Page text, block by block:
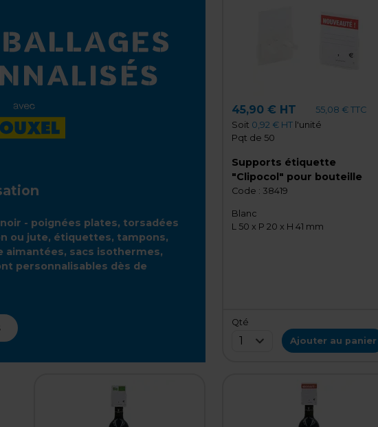
- poignées plates, torsadées
ou jute, étiquettes, tampons,
aimantées, sacs isothermes,
personnalisables dès de
45,90 € HT
55,08 € TTC
Soit 0,92 € HTl'unité
Pqt de 50
Supports étiquette
"Clipocol" pour bouteille
Code : 38419
Blanc
L 50 x P 20 x H 41 mm
Qté
1 Ajouter au panier